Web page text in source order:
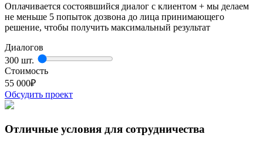
Оплачивается состоявшийся диалог с клиентом + мы делаем
не меньше 5 попыток дозвона до лица принимающего
решение, чтобы получить максимальный результат
Диалогов
300 шт.
Стоимость
55 000₽
Обсудить проект
Отличные условия для сотрудничества